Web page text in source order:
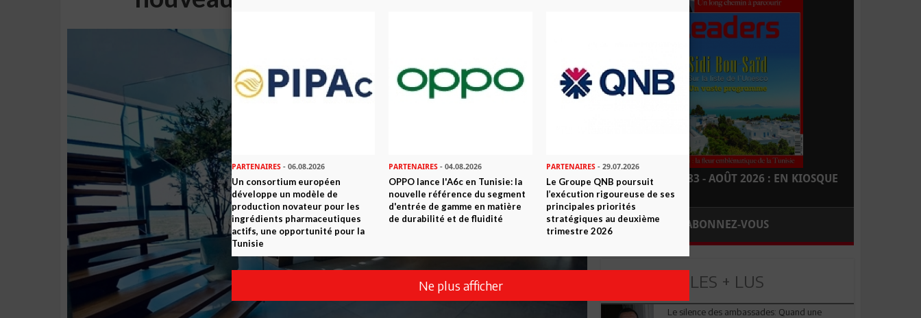
LEADERS N° 183 - AOÛT 2026 : EN KIOSQUE
ABONNEZ-VOUS
LES + LUS
Le silence des ambassades: Quand une
PARTENAIRES - 06.08.2026
Un consortium européen
développe un modèle de
production novateur pour les
ingrédients pharmaceutiques
actifs, une opportunité pour la
Tunisie
PARTENAIRES - 04.08.2026
OPPO lance l'A6c en Tunisie: la
nouvelle référence du segment
d'entrée de gamme en matière
de durabilité et de fluidité
PARTENAIRES- 29.07.2026
Le Groupe QNB poursuit
l’exécution rigoureuse de ses
principales priorités
stratégiques au deuxième
trimestre 2026
Ne plus afficher